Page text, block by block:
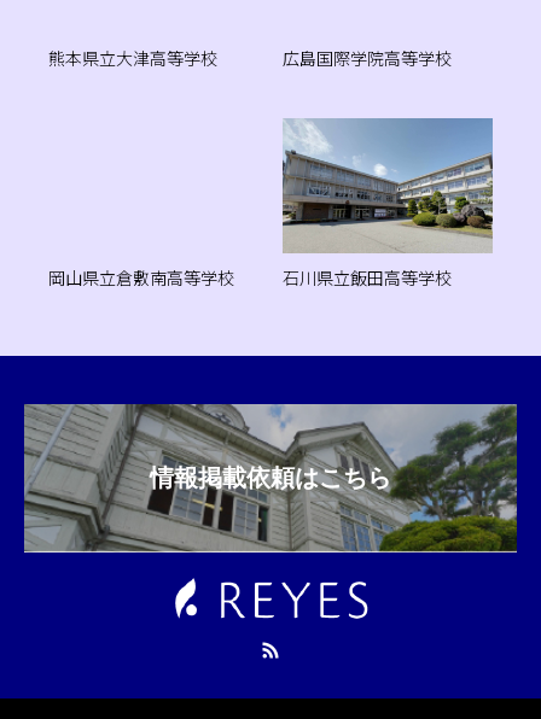
熊本県立大津高等学校 広島国際学院高等学校
岡山県立倉敷南高等学校 石川県立飯田高等学校
情報掲載依頼はこちら